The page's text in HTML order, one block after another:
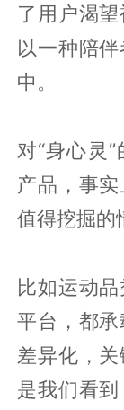
了用户渴
以一种陪
中。
对“身心灵
产品，事
值得挖掘的
比如运动
平台，都
差异化，
是我们看